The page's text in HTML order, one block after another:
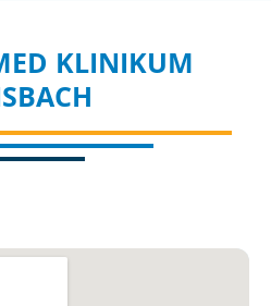
KLINIKUM